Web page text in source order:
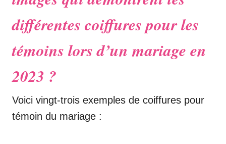
différentes coiffures pour les
témoins lors d’un mariage en
2023 ?
Voici vingt-trois exemples de coiffures pour
témoin du mariage :